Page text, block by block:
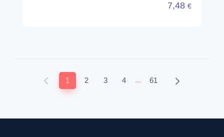
7,48 €
1 2 3 4 ... 61